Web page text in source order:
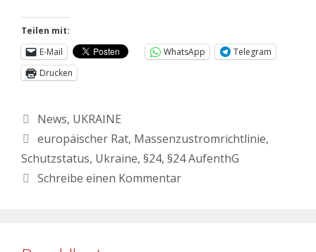
Teilen mit:
E-Mail
WhatsApp
Telegram
Drucken
News, UKRAINE
europäischer Rat, Massenzustromrichtlinie,
Schutzstatus, Ukraine, §24, §24 AufenthG
Schreibe einen Kommentar